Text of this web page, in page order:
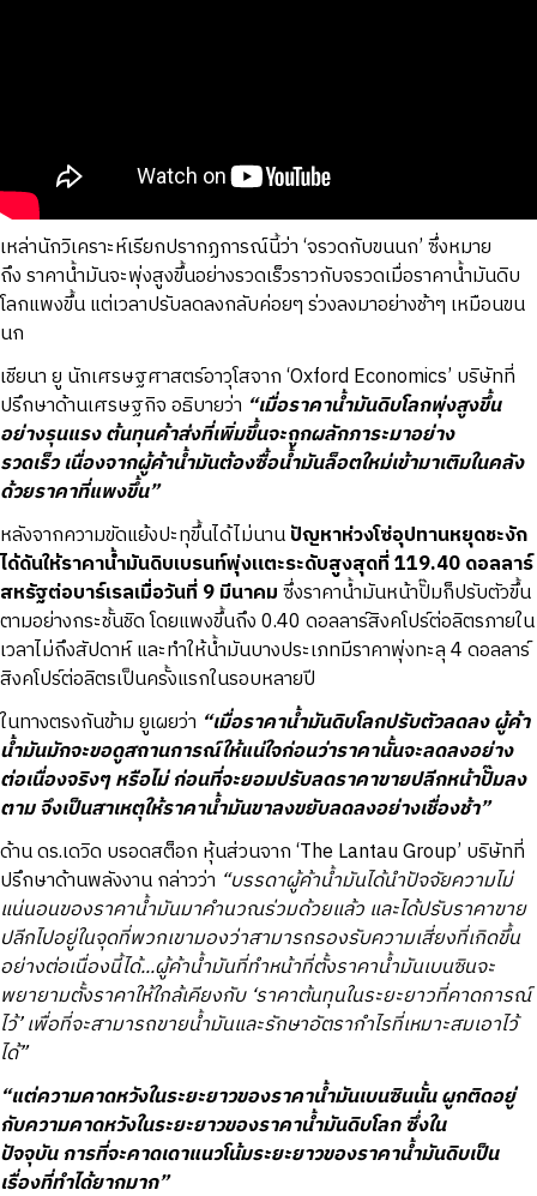
เหล่านักวิเคราะห์เรียกปรากฏการณ์นี้ว่า ‘จรวดกับขนนก’ ซึ่งหมาย
ถึง ราคาน้ำมันจะพุ่งสูงขึ้นอย่างรวดเร็วราวกับจรวดเมื่อราคาน้ำมันดิบ
โลกแพงขึ้น แต่เวลาปรับลดลงกลับค่อยๆ ร่วงลงมาอย่างช้าๆ เหมือนขน
นก
เชียนา ยู นักเศรษฐศาสตร์อาวุโสจาก ‘Oxford Economics’ บริษัทที่
ปรึกษาด้านเศรษฐกิจ อธิบายว่า “เมื่อราคาน้ำมันดิบโลกพุ่งสูงขึ้น
อย่างรุนแรง ต้นทุนค้าส่งที่เพิ่มขึ้นจะถูกผลักภาระมาอย่าง
รวดเร็ว เนื่องจากผู้ค้าน้ำมันต้องซื้อน้ำมันล็อตใหม่เข้ามาเติมในคลัง
ด้วยราคาที่แพงขึ้น”
หลังจากความขัดแย้งปะทุขึ้นได้ไม่นานปัญหาห่วงโซ่อุปทานหยุดชะงัก
ได้ดันให้ราคาน้ำมันดิบเบรนท์พุ่งแตะระดับสูงสุดที่ 119.40 ดอลลาร์
สหรัฐต่อบาร์เรลเมื่อวันที่ 9 มีนาคมซึ่งราคาน้ำมันหน้าปั๊มก็ปรับตัวขึ้น
ตามอย่างกระชั้นชิด โดยแพงขึ้นถึง 0.40 ดอลลาร์สิงคโปร์ต่อลิตรภายใน
เวลาไม่ถึงสัปดาห์ และทำให้น้ำมันบางประเภทมีราคาพุ่งทะลุ 4 ดอลลาร์
สิงคโปร์ต่อลิตรเป็นครั้งแรกในรอบหลายปี
ในทางตรงกันข้าม ยูเผยว่า “เมื่อราคาน้ำมันดิบโลกปรับตัวลดลง ผู้ค้า
น้ำมันมักจะขอดูสถานการณ์ให้แน่ใจก่อนว่าราคานั้นจะลดลงอย่าง
ต่อเนื่องจริงๆ หรือไม่ ก่อนที่จะยอมปรับลดราคาขายปลีกหน้าปั๊มลง
ตาม จึงเป็นสาเหตุให้ราคาน้ำมันขาลงขยับลดลงอย่างเชื่องช้า”
ด้าน ดร.เดวิด บรอดสต็อก หุ้นส่วนจาก ‘The Lantau Group’ บริษัทที่
ปรึกษาด้านพลังงาน กล่าวว่า “บรรดาผู้ค้าน้ำมันได้นำปัจจัยความไม่
แน่นอนของราคาน้ำมันมาคำนวณร่วมด้วยแล้ว และได้ปรับราคาขาย
ปลีกไปอยู่ในจุดที่พวกเขามองว่าสามารถรองรับความเสี่ยงที่เกิดขึ้น
อย่างต่อเนื่องนี้ได้...ผู้ค้าน้ำมันที่ทำหน้าที่ตั้งราคาน้ำมันเบนซินจะ
พยายามตั้งราคาให้ใกล้เคียงกับ ‘ราคาต้นทุนในระยะยาวที่คาดการณ์
ไว้’ เพื่อที่จะสามารถขายน้ำมันและรักษาอัตรากำไรที่เหมาะสมเอาไว้
ได้”
“แต่ความคาดหวังในระยะยาวของราคาน้ำมันเบนซินนั้น ผูกติดอยู่
กับความคาดหวังในระยะยาวของราคาน้ำมันดิบโลก ซึ่งใน
ปัจจุบัน การที่จะคาดเดาแนวโน้มระยะยาวของราคาน้ำมันดิบเป็น
เรื่องที่ทำได้ยากมาก”